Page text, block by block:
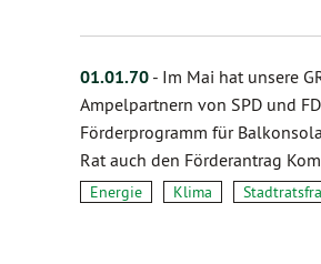
01.01.70 - Im Mai hat unsere
Ampelpartnern von SPD und
Förderprogramm für
Rat auch den Förderantrag
Energie Klima